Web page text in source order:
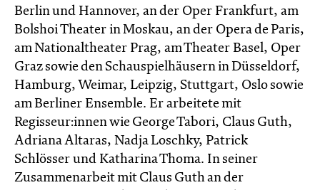
Berlin und Hannover, an der Oper Frankfurt, am
Bolshoi Theater in Moskau, an der Opera de Paris,
am Nationaltheater Prag, am Theater Basel, Oper
Graz sowie den Schauspielhäusern in Düsseldorf,
Hamburg, Weimar, Leipzig, Stuttgart, Oslo sowie
am Berliner Ensemble. Er arbeitete mit
Regisseur:innen wie George Tabori, Claus Guth,
Adriana Altaras, Nadja Loschky, Patrick
Schlösser und Katharina Thoma. In seiner
Zusammenarbeit mit Claus Guth an der